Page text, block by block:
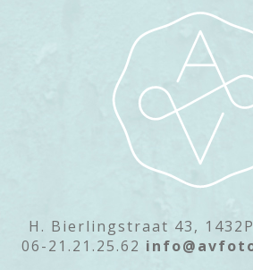
H. Bierlingstraat 43,
06-21.21.25.62